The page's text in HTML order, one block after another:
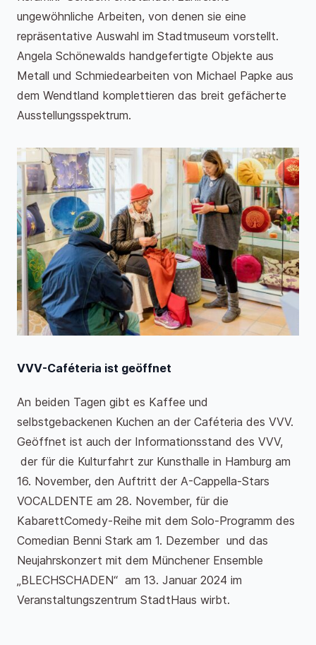
ungewöhnliche Arbeiten, von denen sie eine
repräsentative Auswahl im Stadtmuseum vorstellt.
Angela Schönewalds handgefertigte Objekte aus
Metall und Schmiedearbeiten von Michael Papke aus
dem Wendtland komplettieren das breit gefächerte
Ausstellungsspektrum.
VVV-Caféteria ist geöffnet
An beiden Tagen gibt es Kaffee und
selbstgebackenen Kuchen an der Caféteria des VVV.
Geöffnet ist auch der Informationsstand des VVV,
der für die Kulturfahrt zur Kunsthalle in Hamburg am
16. November, den Auftritt der A-Cappella-Stars
VOCALDENTE am 28. November, für die
KabarettComedy-Reihe mit dem Solo-Programm des
Comedian Benni Stark am 1. Dezember und das
Neujahrskonzert mit dem Münchener Ensemble
„BLECHSCHADEN“ am 13. Januar 2024 im
Veranstaltungszentrum StadtHaus wirbt.